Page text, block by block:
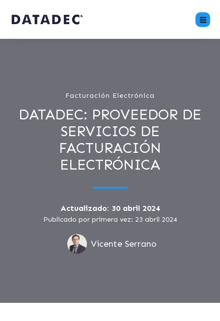
Facturación Electrónica
DATADEC: PROVEEDOR DE
SERVICIOS DE
FACTURACIÓN
ELECTRÓNICA
Actualizado: 30 abril 2024
Publicado por primera vez: 23 abril 2024
Vicente Serrano